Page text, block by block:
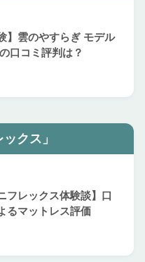
】雲のやすらぎ モデル
口コミ評判は？
クス」
フレックス体験談】口
るマットレス評価